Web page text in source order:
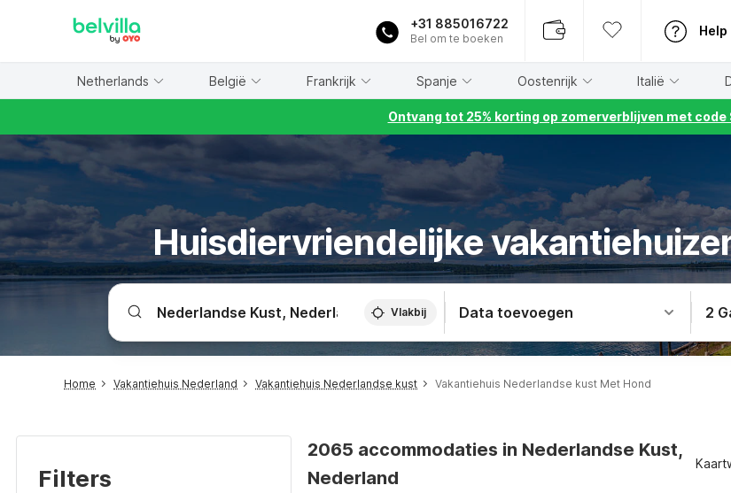
+31 885016722
Bel om te boeken
Help
Netherlands België Frankrijk Spanje Oostenrijk Italië
Ontvang tot 25% korting op zomerverblijven met code
Huisdiervriendelijke
Vlakbij Data toevoegen 2
Home Vakantiehuis Nederland Vakantiehuis Nederlandse kust Vakantiehuis Nederlandse kust Met Hond
Filters
2065 accommodaties in Nederlandse Kust,
Nederland